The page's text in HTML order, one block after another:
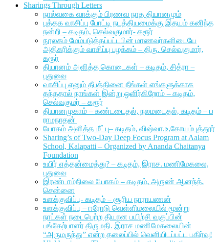
Sharings Through Letters
நால்வகை வாக்கும் பிரணவ நாத தியானமும்
புத்தக வாசிப்பு போட்டி நடத்தியமைக்கு இதயம் கனிந்த
நன்றி – கடிதம், செல்வகுமார்- கரூர்
நூலகம் மேம்படுத்தப்பட்டபின் மாணவர்களிடையே
அதிகரிக்கும் வாசிப்பு பழக்கம் – திரு. செல்வகுமார்,
கரூர்
தியானம் அளித்த கொடைகள் – கடிதம், சித்ரா –
புதுவை
வாசிப்பு எனும் தீபத்தினை நீங்கள் எங்களுக்காக
தந்ததால் நாங்கள் இன்று ஒளிர்கிறோம் – கடிதம்,
செல்வகுமர் – கரூர்
தியானமுகாம் – கண்டடைதல், நலமடைதல், கடிதம் – ப
ராமநாதன்
யோகம் அளித்த மீட்பு– கடிதம், விஷ்வா.உ,கோயம்புத்தூர்
Sharing’s of Two-Day Deep Focus Program at Aalam
School, Kalapatti – Organized by Ananda Chaitanya
Foundation
உயிர் எத்தன்மைத்து? – கடிதம், இராச. மணிமேகலை,
புதுவை
இரண்டாம்நிலை யோகம் – கடிதம், அருண் ஆனந்த்,
சென்னை
உளக்குவிப்பு- கடிதம் – சூரிய நாராயணன்
உளக்குவிப்பு – ஈரோடு வெள்ளிமலையில் மூன்று
நாட்கள் நடைபெற்ற தியான பயிற்சி வகுப்பின்
பங்கேற்பாளர் திருமதி. இராச மணிமேகலையின்
“அருமருந்து” என்ற தலைப்பில் வெளியிடப்பட்ட பகிர்வு!